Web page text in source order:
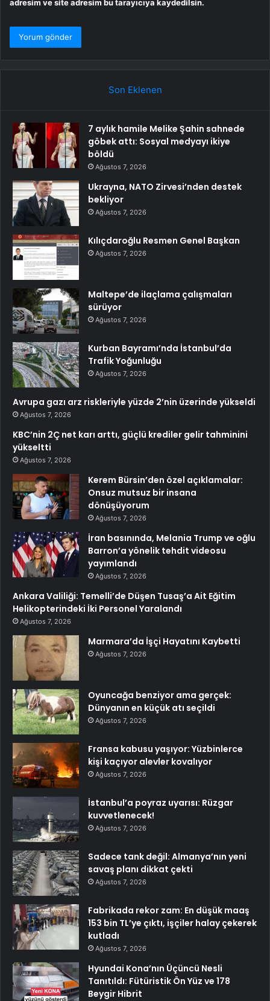
adresim ve site adresim bu tarayıcıya kaydedilsin.
Son Eklenen
7 aylık hamile Melike Şahin sahnede
göbek attı: Sosyal medyayı ikiye
böldü
Ağustos 7, 2026
Ukrayna, NATO Zirvesi’nden destek
bekliyor
Ağustos 7, 2026
Kılıçdaroğlu Resmen Genel Başkan
Ağustos 7, 2026
Maltepe’de ilaçlama çalışmaları
sürüyor
Ağustos 7, 2026
Kurban Bayramı’nda İstanbul’da
Trafik Yoğunluğu
Ağustos 7, 2026
Avrupa gazı arz riskleriyle yüzde 2’nin üzerinde yükseldi
Ağustos 7, 2026
KBC’nin 2Ç net karı arttı, güçlü krediler gelir tahminini
yükseltti
Ağustos 7, 2026
Kerem Bürsin’den özel açıklamalar:
Onsuz mutsuz bir insana
dönüşüyorum
Ağustos 7, 2026
İran basınında, Melania Trump ve oğlu
Barron’a yönelik tehdit videosu
yayımlandı
Ağustos 7, 2026
Ankara Valiliği: Temelli’de Düşen Tusaş’a Ait Eğitim
Helikopterindeki İki Personel Yaralandı
Ağustos 7, 2026
Marmara’da İşçi Hayatını Kaybetti
Ağustos 7, 2026
Oyuncağa benziyor ama gerçek:
Dünyanın en küçük atı seçildi
Ağustos 7, 2026
Fransa kabusu yaşıyor: Yüzbinlerce
kişi kaçıyor alevler kovalıyor
Ağustos 7, 2026
İstanbul’a poyraz uyarısı: Rüzgar
kuvvetlenecek!
Ağustos 7, 2026
Sadece tank değil: Almanya’nın yeni
savaş planı dikkat çekti
Ağustos 7, 2026
Fabrikada rekor zam: En düşük maaş
153 bin TL’ye çıktı, işçiler halay çekerek
kutladı
Ağustos 7, 2026
Hyundai Kona’nın Üçüncü Nesli
Tanıtıldı: Fütüristik Ön Yüz ve 178
Beygir Hibrit